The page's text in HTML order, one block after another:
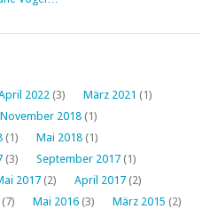
2022 (3) März 2021 (1)
November 2018 (1)
(1) Mai 2018 (1)
(3) September 2017 (1)
2017 (2) April 2017 (2)
(7) Mai 2016 (3) März 2015 (2)